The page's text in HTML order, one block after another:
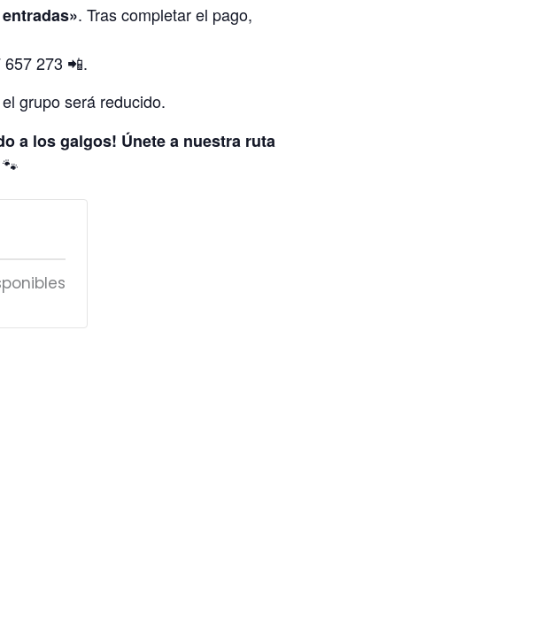
. Tras completar el pago,
273 📲.
grupo será reducido.
a los galgos! Únete a nuestra ruta
🐾